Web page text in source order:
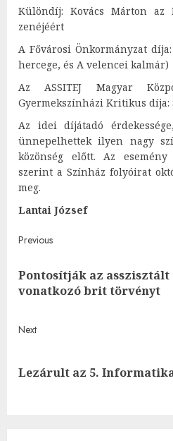
Különdíj: Kovács Márton az
zenéjéért
A Fővárosi Önkormányzat
hercege, és A velencei kalmár)
Az ASSITEJ Magyar
Gyermekszínházi Kritikus díja:
Az idei díjátadó
ünnepelhettek ilyen nagy
közönség előtt. Az
szerint a Színház folyóirat
meg.
Lantai József
Post
navigation
Previous
Pontosítják az
vonatkozó brit törvényt
Next
Next
Lezárult az 5.